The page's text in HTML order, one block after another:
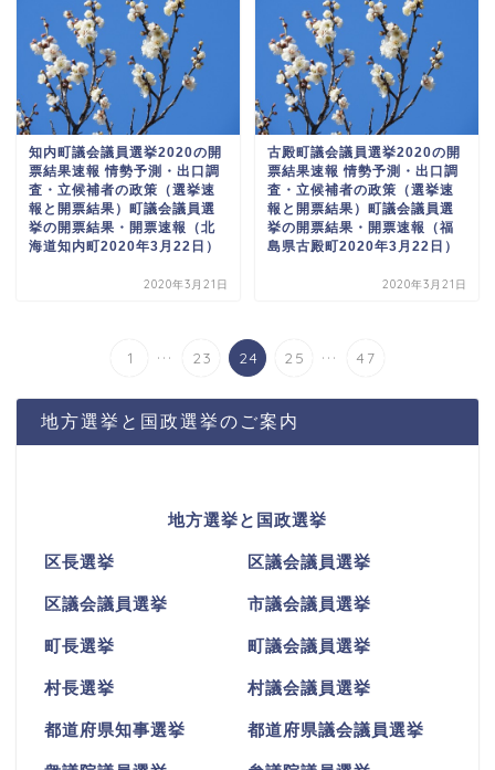
知内町議会議員選挙2020の開
票結果速報 情勢予測・出口調
査・立候補者の政策（選挙速
報と開票結果）町議会議員選
挙の開票結果・開票速報（北
海道知内町2020年3月22日）
2020年3月21日
古殿町議会議員選挙2020の開
票結果速報 情勢予測・出口調
査・立候補者の政策（選挙速
報と開票結果）町議会議員選
挙の開票結果・開票速報（福
島県古殿町2020年3月22日）
2020年3月21日
1 ... 23 24 25 ... 47
地方選挙と国政選挙のご案内
地方選挙と国政選挙
区長選挙 区議会議員選挙
区議会議員選挙 市議会議員選挙
町長選挙 町議会議員選挙
村長選挙 村議会議員選挙
都道府県知事選挙 都道府県議会議員選挙